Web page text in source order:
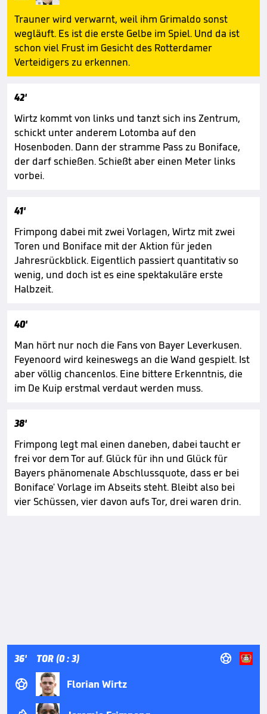
Trauner wird verwarnt, weil ihm Grimaldo sonst
wegläuft. Es ist die erste Gelbe im Spiel. Und da ist
schon viel Frust im Gesicht des Rotterdamer
Verteidigers zu erkennen.
42'
Wirtz kommt von links und tanzt sich ins Zentrum,
schickt unter anderem Lotomba auf den
Hosenboden. Dann der stramme Pass zu Boniface,
der darf schießen. Schießt aber einen Meter links
vorbei.
41'
Frimpong dabei mit zwei Vorlagen, Wirtz mit zwei
Toren und Boniface mit der Aktion für jeden
Jahresrückblick. Eigentlich passiert quantitativ so
wenig, und doch ist es eine spektakuläre erste
Halbzeit.
40'
Man hört nur noch die Fans von Bayer Leverkusen.
Feyenoord wird keineswegs an die Wand gespielt. Ist
aber völlig chancenlos. Eine bittere Erkenntnis, die
im De Kuip erstmal verdaut werden muss.
38'
Frimpong legt mal einen daneben, dabei taucht er
frei vor dem Tor auf. Glück für ihn und Glück für
Bayers phänomenale Abschlussquote, dass er bei
Boniface' Vorlage im Abseits steht. Bleibt also bei
vier Schüssen, vier davon aufs Tor, drei waren drin.
36' TOR (0 : 3) 
 Florian Wirtz